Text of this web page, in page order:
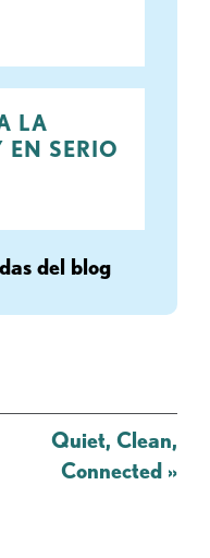
LA
EN SERIO
del blog
Quiet, Clean,
Connected »